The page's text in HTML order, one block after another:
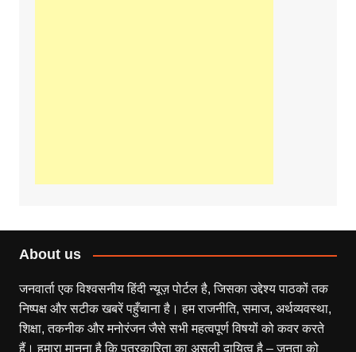
About us
जनवार्ता एक विश्वसनीय हिंदी न्यूज़ पोर्टल है, जिसका उद्देश्य पाठकों तक
निष्पक्ष और सटीक खबरें पहुँचाना है। हम राजनीति, समाज, अर्थव्यवस्था,
शिक्षा, तकनीक और मनोरंजन जैसे सभी महत्वपूर्ण विषयों को कवर करते
हैं। हमारा मानना है कि पत्रकारिता का असली दायित्व है – जनता को